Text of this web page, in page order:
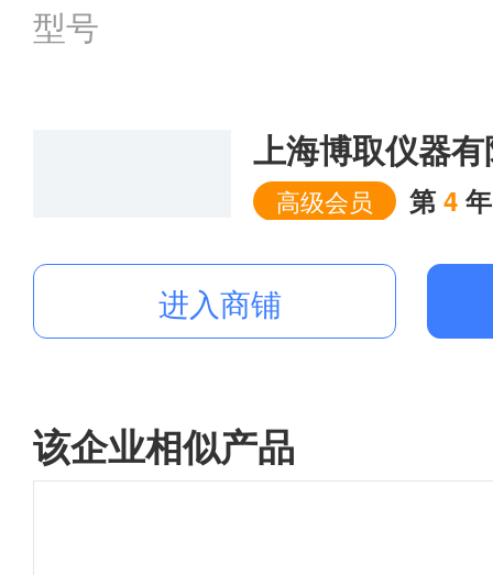
型号
上海博取仪器
高级会员 第 4年
进入商铺
该企业相似产品